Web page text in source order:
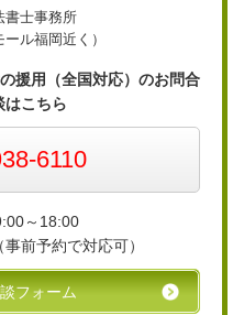
書士事務所
ル福岡近く）
援用（全国対応）のお問合
はこちら
6110
～18:00
前予約で対応可）
フォーム